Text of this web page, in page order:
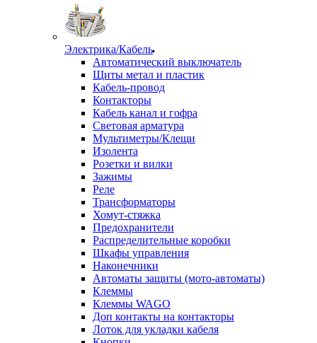
Электрика/Кабель
Автоматический выключатель
Щиты метал и пластик
Кабель-провод
Контакторы
Кабель канал и гофра
Световая арматура
Мультиметры/Клещи
Изолента
Розетки и вилки
Зажимы
Реле
Трансформаторы
Хомут-стяжка
Предохранители
Распределительные коробки
Шкафы управления
Наконечники
Автоматы защиты (мото-автоматы)
Клеммы
Клеммы WAGO
Доп контакты на контакторы
Лоток для укладки кабеля